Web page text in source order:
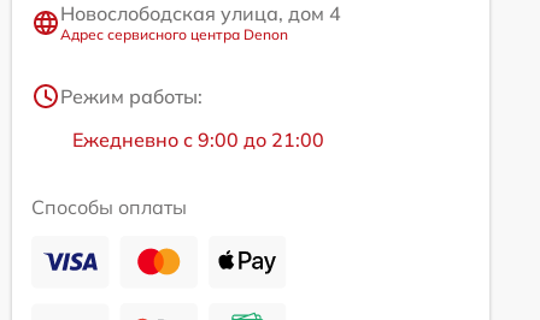
Новослободская улица, дом 4
Адрес сервисного центра Denon
Режим работы:
Ежедневно с 9:00 до 21:00
Способы оплаты